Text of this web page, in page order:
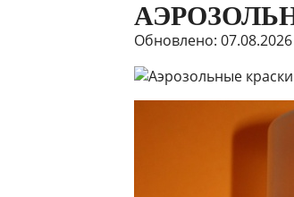
Обновлено: 07.08.2026